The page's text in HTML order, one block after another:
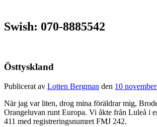
Swish: 070-8885542
Östtyskland
Publicerat av Lotten Bergman den 10
När jag var liten, drog mina föräldrar mig,
Orangeluvan runt Europa. Vi åkte från Luleå i
411 med registreringsnumret FMJ 242.